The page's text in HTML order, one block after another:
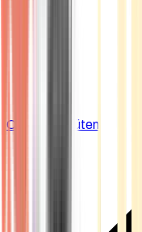
Cannabis Blüten